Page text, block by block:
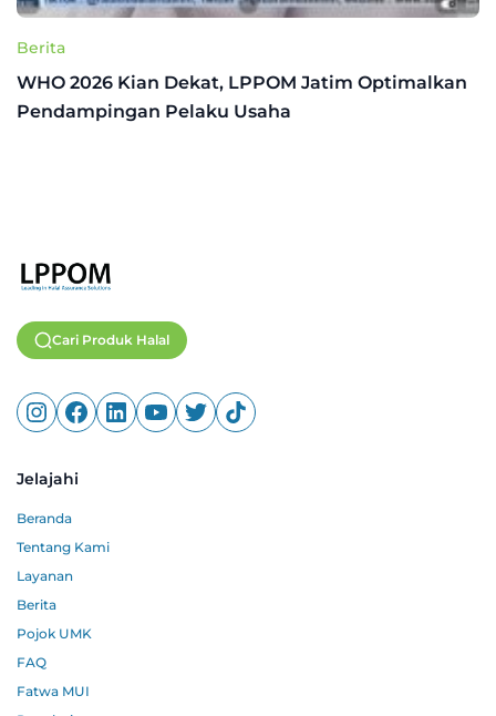
Berita
WHO 2026 Kian Dekat, LPPOM Jatim Optimalkan
Pendampingan Pelaku Usaha
Cari Produk Halal
Jelajahi
Beranda
Tentang Kami
Layanan
Berita
Pojok UMK
FAQ
Fatwa MUI